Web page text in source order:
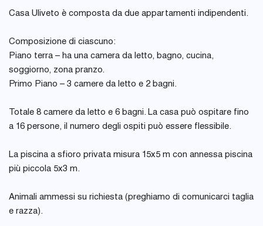
Casa Uliveto è composta da due appartamenti indipendenti.
Composizione di ciascuno:
Piano terra – ha una camera da letto, bagno, cucina,
soggiorno, zona pranzo.
Primo Piano – 3 camere da letto e 2 bagni.
Totale 8 camere da letto e 6 bagni. La casa può ospitare fino
a 16 persone, il numero degli ospiti può essere flessibile.
La piscina a sfioro privata misura 15x5 m con annessa piscina
più piccola 5x3 m.
Animali ammessi su richiesta (preghiamo di comunicarci taglia
e razza).